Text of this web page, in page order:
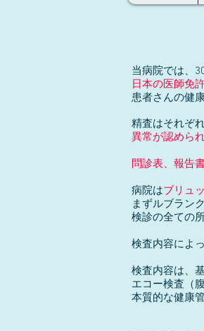
当病院では、
日本の医師免
患者さんの健
精査はそれぞ
異常が認めら
問診表、報告
病院はブリュ
まずルブラン
検診の全ての
検査内容によ
検査内容は、
エコー検査（
本質的な健康